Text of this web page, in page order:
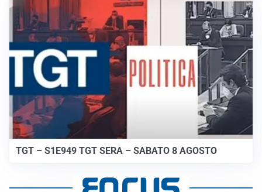
TGT – S1E949 TGT SERA – SABATO 8 AGOSTO